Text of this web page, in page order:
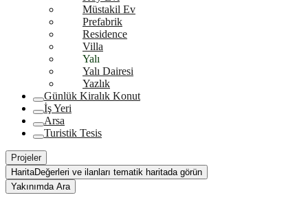
Müstakil Ev
Prefabrik
Residence
Villa
Yalı
Yalı Dairesi
Yazlık
Günlük Kiralık Konut
İş Yeri
Arsa
Turistik Tesis
Projeler
HaritaDeğerleri ve ilanları tematik haritada görün
Yakınımda Ara